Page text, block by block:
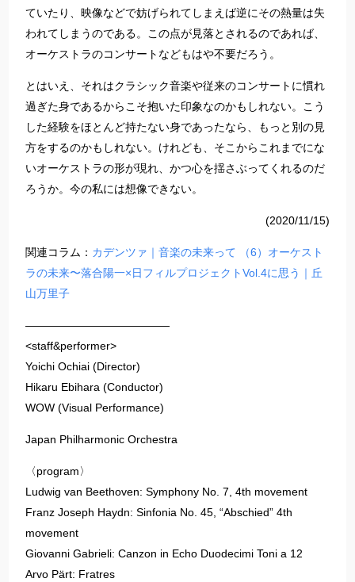
ていたり、映像などで妨げられてしまえば逆にその熱量は失
われてしまうのである。この点が見落とされるのであれば、
オーケストラのコンサートなどもはや不要だろう。
とはいえ、それはクラシック音楽や従来のコンサートに慣れ
過ぎた身であるからこそ抱いた印象なのかもしれない。こう
した経験をほとんど持たない身であったなら、もっと別の見
方をするのかもしれない。けれども、そこからこれまでにな
いオーケストラの形が現れ、かつ心を揺さぶってくれるのだ
ろうか。今の私には想像できない。
(2020/11/15)
関連コラム： カデンツァ｜音楽の未来って （6）オーケスト
ラの未来〜落合陽一×日フィルプロジェクトVol.4に思う｜丘
山万里子
—————————————
<staff&performer>
Yoichi Ochiai (Director)
Hikaru Ebihara (Conductor)
WOW (Visual Performance)
Japan Philharmonic Orchestra
〈program〉
Ludwig van Beethoven: Symphony No. 7, 4th movement
Franz Joseph Haydn: Sinfonia No. 45, “Abschied” 4th
movement
Giovanni Gabrieli: Canzon in Echo Duodecimi Toni a 12
Arvo Pärt: Fratres